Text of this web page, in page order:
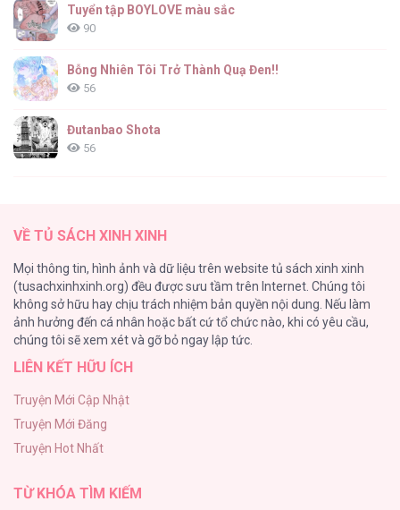
Áp Lực Danh Xưng [...] – Chap 17
Tuyển tập BOYLOVE màu sắc
90
Bỗng Nhiên Tôi Trở Thành Quạ Đen!!
56
Đutanbao Shota
56
54
Một Đêm Nọ Đột Nhiên Yandere Tới!
51
Cách Khiến Phu Quân Đứng Về Phía Tôi
ONESHOT CHỊCH VỒN CHỊCH VÃ
47
VỀ TỦ SÁCH XINH XINH
Mọi thông tin, hình ảnh và dữ liệu trên website tủ sách xinh xinh
(tusachxinhxinh.org) đều được sưu tầm trên Internet. Chúng tôi
không sở hữu hay chịu trách nhiệm bản quyền nội dung. Nếu làm
ảnh hưởng đến cá nhân hoặc bất cứ tổ chức nào, khi có yêu cầu,
chúng tôi sẽ xem xét và gỡ bỏ ngay lập tức.
LIÊN KẾT HỮU ÍCH
Truyện Mới Cập Nhật
Truyện Mới Đăng
Truyện Hot Nhất
TỪ KHÓA TÌM KIẾM